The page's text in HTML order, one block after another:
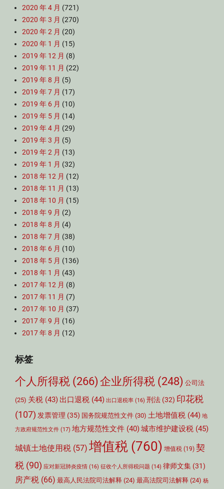
2020 年 4 月 (721)
2020 年 3 月 (270)
2020 年 2 月 (20)
2020 年 1 月 (15)
2019 年 12 月 (8)
2019 年 11 月 (22)
2019 年 8 月 (5)
2019 年 7 月 (17)
2019 年 6 月 (10)
2019 年 5 月 (14)
2019 年 4 月 (29)
2019 年 3 月 (5)
2019 年 2 月 (13)
2019 年 1 月 (32)
2018 年 12 月 (12)
2018 年 11 月 (13)
2018 年 10 月 (15)
2018 年 9 月 (2)
2018 年 8 月 (4)
2018 年 7 月 (38)
2018 年 6 月 (10)
2018 年 5 月 (136)
2018 年 1 月 (43)
2017 年 12 月 (8)
2017 年 11 月 (7)
2017 年 10 月 (37)
2017 年 9 月 (16)
2017 年 8 月 (12)
标签
个人所得税 (266) 企业所得税 (248) 公司法
(25) 关税 (43) 出口退税 (44) 出口退税率 (16) 刑法 (32) 印花税
(107) 发票管理 (35) 国务院规范性文件 (30) 土地增值税 (44) 地
方政府规范性文件 (17) 地方规范性文件 (40)城市维护建设税 (45)
城镇土地使用税 (57) 增值税 (760) 增值税 (19) 契
税 (90) 应对新冠肺炎疫情 (16) 征收个人所得税问题 (14) 律师文集 (31)
房产税 (66) 最高人民法院司法解释 (24) 最高法院司法解释 (24) 杨